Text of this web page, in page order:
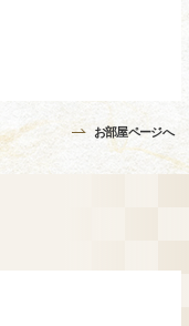
お部屋ページへ